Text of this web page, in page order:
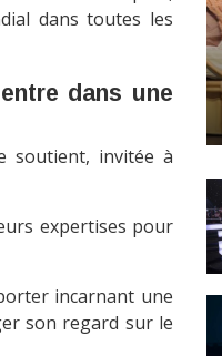
dans toutes les
dans une
soutient, invitée à
expertises pour
incarnant une
son regard sur le